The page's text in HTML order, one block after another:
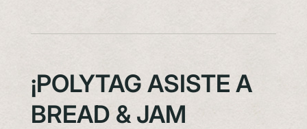
¡POLYTAG ASISTE A
BREAD & JAM